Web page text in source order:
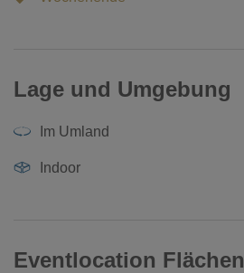
Lage und Umgebung
Im Umland
Indoor
Eventlocation Flächen